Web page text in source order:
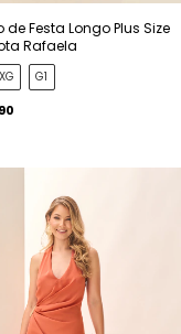
de Festa Longo Plus Size
Rafaela
XG G1